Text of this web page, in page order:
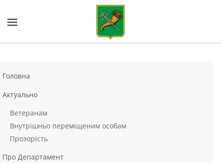
Skip to main content
Головна
Актуально
Ветеранам
Внутрішньо переміщеним особам
Прозорість
Про Департамент